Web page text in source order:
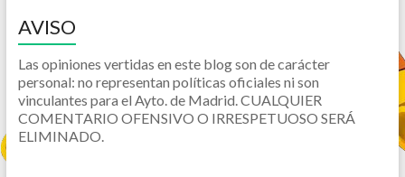
AVISO
Las opiniones vertidas en este blog son de carácter
personal: no representan políticas oficiales ni son
vinculantes para el Ayto. de Madrid. CUALQUIER
COMENTARIO OFENSIVO O IRRESPETUOSO SERÁ
ELIMINADO.